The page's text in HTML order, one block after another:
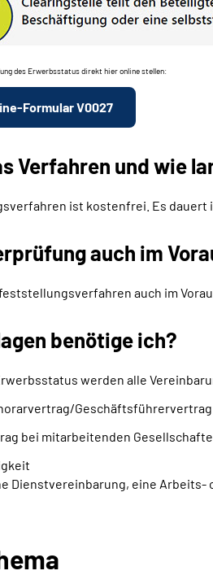
des Erwerbsstatus direkt hier online stellen:
Formular V0027
Verfahren und wie
ist kostenfrei. Es dauert
auch im
auch im
benötige ich?
werden alle
Geschäftsführervertrag
bei mitarbeitenden
Dienstvereinbarung, eine